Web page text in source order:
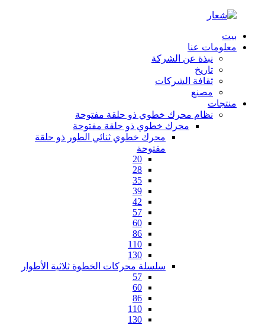
بيت
معلومات عنا
نبذة عن الشركة
تاريخ
ثقافة الشركات
مصنع
منتجات
نظام محرك خطوي ذو حلقة مفتوحة
محرك خطوي ذو حلقة مفتوحة
محرك خطوي ثنائي الطور ذو حلقة
مفتوحة
20
28
35
39
42
57
60
86
110
130
سلسلة محركات الخطوة ثلاثية الأطوار
57
60
86
110
130